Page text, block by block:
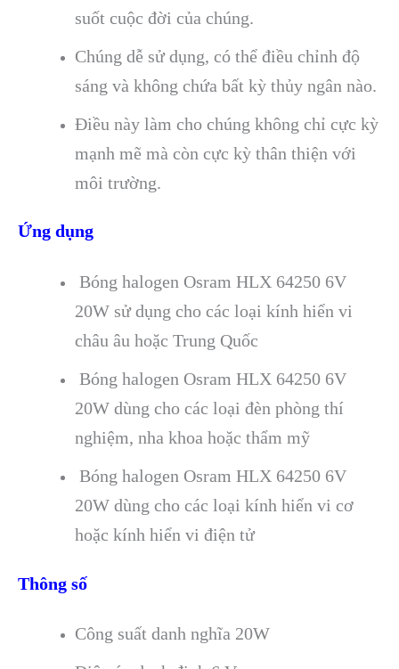
suốt cuộc đời của chúng.
Chúng dễ sử dụng, có thể điều chỉnh độ
sáng và không chứa bất kỳ thủy ngân nào.
Điều này làm cho chúng không chỉ cực kỳ
mạnh mẽ mà còn cực kỳ thân thiện với
môi trường.
Ứng dụng
Bóng halogen Osram HLX 64250 6V
20W sử dụng cho các loại kính hiển vi
châu âu hoặc Trung Quốc
Bóng halogen Osram HLX 64250 6V
20W dùng cho các loại đèn phòng thí
nghiệm, nha khoa hoặc thẩm mỹ
Bóng halogen Osram HLX 64250 6V
20W dùng cho các loại kính hiển vi cơ
hoặc kính hiển vi điện tử
Thông số
Công suất danh nghĩa 20W